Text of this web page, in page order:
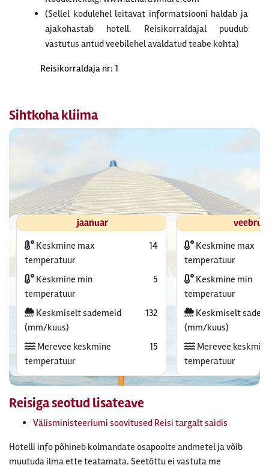
(Sellel kodulehel leitavat informatsiooni haldab ja
ajakohastab hotell. Reisikorraldajal puudub
vastutus antud veebilehel avaldatud teabe kohta)
Reisikorraldaja nr: 1
Sihtkoha kliima
jaanuar
Keskmine max
temperatuur
14
Keskmine min
temperatuur
5
Keskmiselt sademeid
(mm/kuus)
132
Merevee keskmine
temperatuur
15
Keskmine max
temperatuur
Keskmine min
temperatuur
Keskmiselt
(mm/kuus)
Merevee
temperatuur
Reisiga seotud lisateave
Välisministeeriumi soovitused Reisi targalt saidis
Hotelli info põhineb kolmandate osapoolte andmetel ja võib
muutuda ilma ette teatamata. Seetõttu ei vastuta me